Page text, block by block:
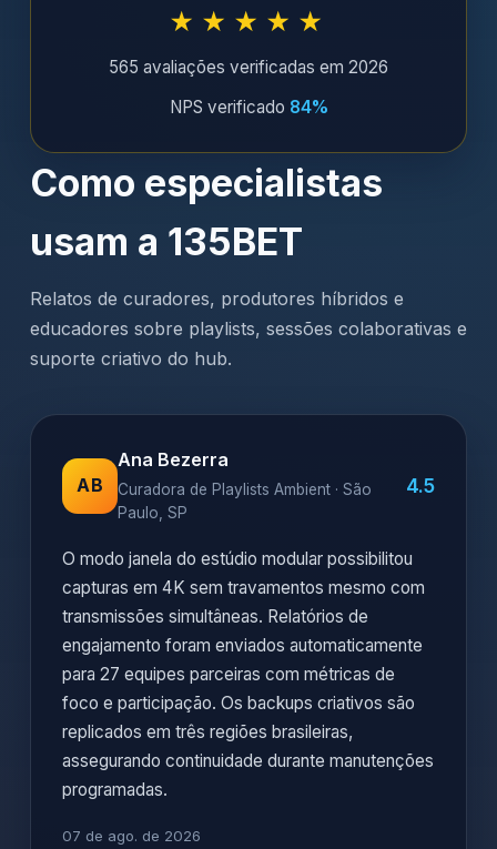
★★★★★
565 avaliações verificadas em 2026
NPS verificado 84%
Como especialistas
usam a 135BET
Relatos de curadores, produtores híbridos e
educadores sobre playlists, sessões colaborativas e
suporte criativo do hub.
AB
Ana Bezerra
Curadora de Playlists Ambient · São
Paulo, SP
4.5
O modo janela do estúdio modular possibilitou
capturas em 4K sem travamentos mesmo com
transmissões simultâneas. Relatórios de
engajamento foram enviados automaticamente
para 27 equipes parceiras com métricas de
foco e participação. Os backups criativos são
replicados em três regiões brasileiras,
assegurando continuidade durante manutenções
programadas.
07 de ago. de 2026